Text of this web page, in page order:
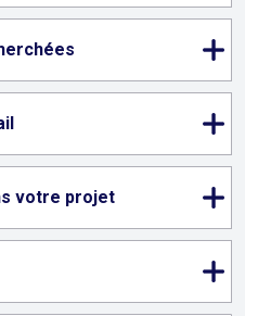
votre projet